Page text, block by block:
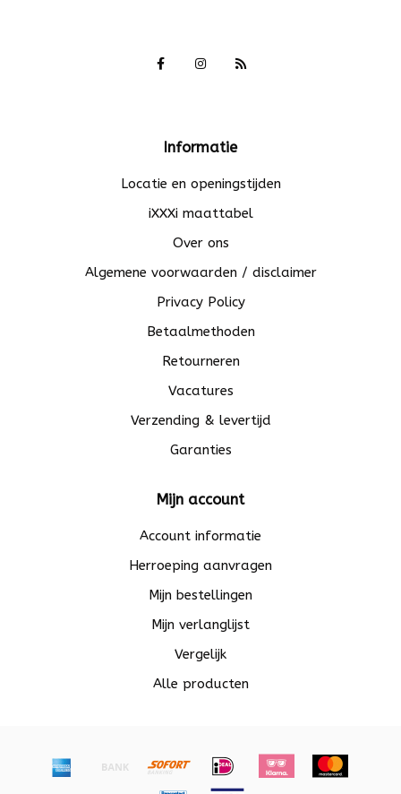
Informatie
Locatie en openingstijden
iXXXi maattabel
Over ons
Algemene voorwaarden / disclaimer
Privacy Policy
Betaalmethoden
Retourneren
Vacatures
Verzending & levertijd
Garanties
Mijn account
Account informatie
Herroeping aanvragen
Mijn bestellingen
Mijn verlanglijst
Vergelijk
Alle producten